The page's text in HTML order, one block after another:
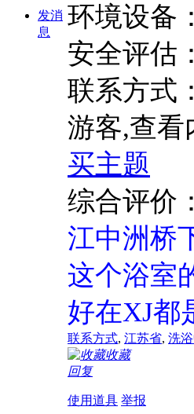
发消
息
环境设备
安全评估
联系方式：
游客,查
买主题
综合评
江中洲桥
这个浴室
好在XJ都
联系方式, 江苏省, 洗
收藏
回复
使用道具 举报